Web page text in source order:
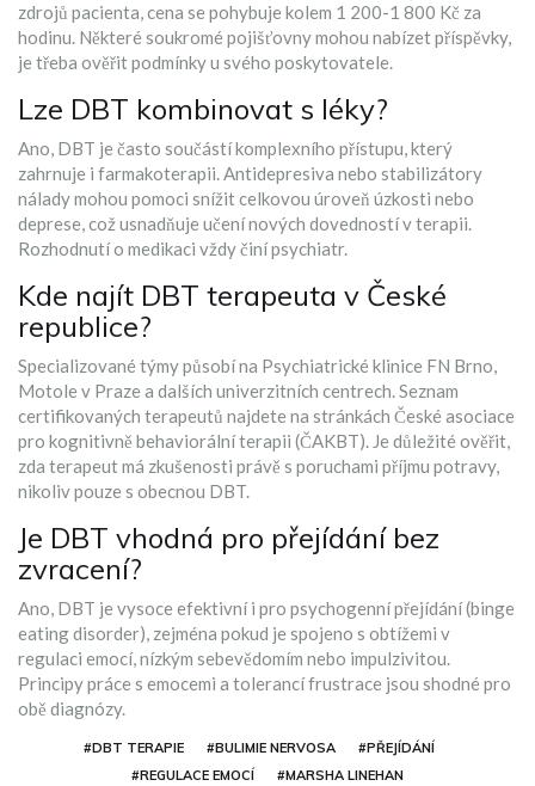
zdrojů pacienta, cena se pohybuje kolem 1 200-1 800 Kč za
hodinu. Některé soukromé pojišťovny mohou nabízet příspěvky,
je třeba ověřit podmínky u svého poskytovatele.
Lze DBT kombinovat s léky?
Ano, DBT je často součástí komplexního přístupu, který
zahrnuje i farmakoterapii. Antidepresiva nebo stabilizátory
nálady mohou pomoci snížit celkovou úroveň úzkosti nebo
deprese, což usnadňuje učení nových dovedností v terapii.
Rozhodnutí o medikaci vždy činí psychiatr.
Kde najít DBT terapeuta v České
republice?
Specializované týmy působí na Psychiatrické klinice FN Brno,
Motole v Praze a dalších univerzitních centrech. Seznam
certifikovaných terapeutů najdete na stránkách České asociace
pro kognitivně behaviorální terapii (ČAKBT). Je důležité ověřit,
zda terapeut má zkušenosti právě s poruchami příjmu potravy,
nikoliv pouze s obecnou DBT.
Je DBT vhodná pro přejídání bez
zvracení?
Ano, DBT je vysoce efektivní i pro psychogenní přejídání (binge
eating disorder), zejména pokud je spojeno s obtížemi v
regulaci emocí, nízkým sebevědomím nebo impulzivitou.
Principy práce s emocemi a tolerancí frustrace jsou shodné pro
obě diagnózy.
#DBT TERAPIE #BULIMIE NERVOSA
#PŘEJÍDÁNÍ
#REGULACE EMOCÍ
#MARSHA LINEHAN